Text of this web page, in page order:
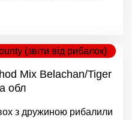
(звіти від рибалок)
Mix Belachan/Tiger
обл
з дружиною рибалили